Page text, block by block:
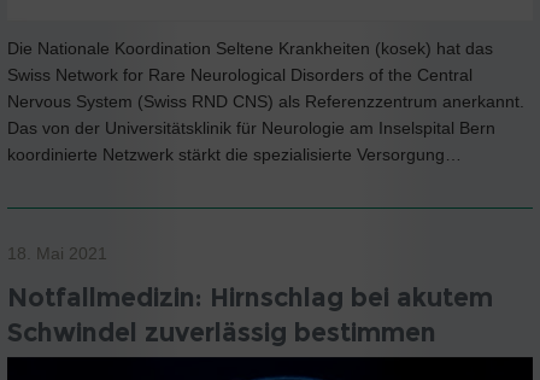
Die Nationale Koordination Seltene Krankheiten (kosek) hat das
Swiss Network for Rare Neurological Disorders of the Central
Nervous System (Swiss RND CNS) als Referenzzentrum anerkannt.
Das von der Universitätsklinik für Neurologie am Inselspital Bern
koordinierte Netzwerk stärkt die spezialisierte Versorgung…
18. Mai 2021
Notfallmedizin: Hirnschlag bei akutem
Schwindel zuverlässig bestimmen